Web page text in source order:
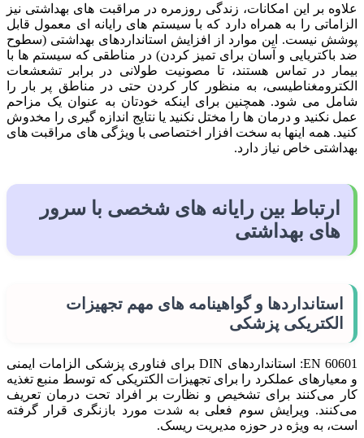
علاوه بر این امکانات، زندگی روزمره در مراقبت های بهداشتی نیز
الزاماتی را به همراه دارد که با سیستم های رایانه ای معمول قابل
پوشش نیست. این موارد از افزایش استانداردهای بهداشتی (سطوح
ضد باکتریایی و آسان برای تمیز کردن) در مناطقی که سیستم ها با
بیمار در تماس هستند، تا مصونیت طولانی در برابر تشعشعات
الکترومغناطیسی، به منظور کار کردن حتی در مناطق پر بار را
شامل می شود. همچنین برای اینکه خودتان به عنوان یک مزاحم
عمل نکنید و درمان ها را مختل نکنید یا نتایج اندازه گیری را مخدوش
کنید. همه اینها به سخت افزار اختصاصی با ویژگی های مراقبت های
بهداشتی خاص نیاز دارد.
ارتباط بین رایانه های شخصی با سرور
های بهداشتی
استانداردها و گواهینامه های مهم تجهیزات
الکتریکی پزشکی
EN 60601: استانداردهای DIN برای فناوری پزشکی الزامات ایمنی
و معیارهای عملکرد را برای تجهیزات الکتریکی که توسط منبع تغذیه
کار می‌کنند برای تشخیص و نظارت بر افراد تحت درمان تعریف
می‌کنند. ویرایش سوم فعلی به شدت مورد بازنگری قرار گرفته
است، به ویژه در حوزه مدیریت ریسک.